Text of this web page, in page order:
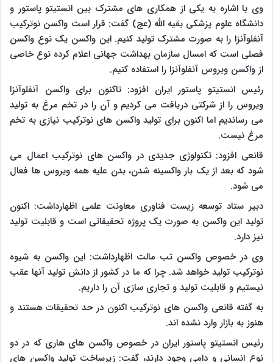
وی با اشاره به یکی از همکاری های مشترک بین انستیتو پاستور و
دانشگاه علوم پزشکی بقیه الله (عج) گفت: قرار است واکسن نوترکیب
آنفلوآنزا را به صورت مشترک تولید کنیم. این واکسن یک نوع واکسن
فصلی است که امسال سازمان بهداشت جهانی اعلام کرده نوع خاصی
از واکسن ویروس آنفلوآنزا را استفاده کنیم.
رئیس انستیتو پاستور ایران افزود: تاکنون برای واکسن آنفلوآنزا
ویروس را از شرکتی دریافت می کردیم و آن را در تخم مرغ به تولید
می رساندیم اما اکنون برای تولید واکسن های نوترکیب نیازی به تخم
مرغ نیست.
قانعی افزود: تکنولوژی جدیدی در واکسن های نوترکیب اعمال می
شود که بعد از یک بار واکسینه شدن، بدن علیه همه ویروس ها فعال
می شود.
دبیر ستاد توسعه زیست فناوری معاونت علمی اظهارداشت: اکنون
تولید این واکسن به صورت یک پروژه تحقیقاتی است و قابلیت تولید
نیز دارد.
وی در خصوص واکسن تب مالت اظهارداشت: این واکسن به شیوه
نوترکیب تولید خواهد شد. چرا که ما در کشور از دانش تولید آنها عقب
نیستیم و قابلیت تولید و تجاری سازی آن را داریم.
به گفته قانعی واکسن های نوترکیب اکنون در حد تحقیقات هستند و
هنوز به بازار وارد نشده اند.
رئیس انستیتو پاستور ایران در خصوص واکسن های هاری که در دو
نوع انسانی و دامی وجود دارند، گفت: زیرساخت تولید واکسن های